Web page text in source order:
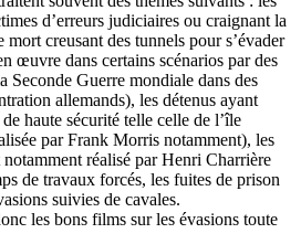
d’erreurs judiciaires ou craignant la
creusant des tunnels pour s’évader
œuvre dans certains scénarios par des
Seconde Guerre mondiale dans des
allemands), les détenus ayant
haute sécurité telle celle de l’île
par Frank Morris notamment), les
réalisé par Henri Charrière
de travaux forcés, les fuites de prison
suivies de cavales.
les bons films sur les évasions toute